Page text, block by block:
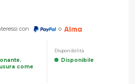
con o
come
Disponibilità
Disponibile